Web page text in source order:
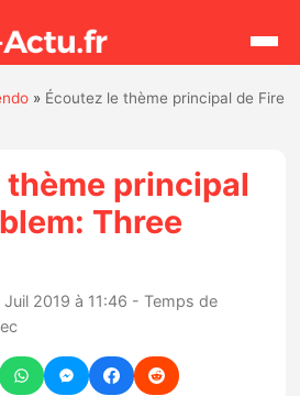
» Écoutez le thème principal de Fire
thème principal
Three
Juil 2019 à 11:46 - Temps de